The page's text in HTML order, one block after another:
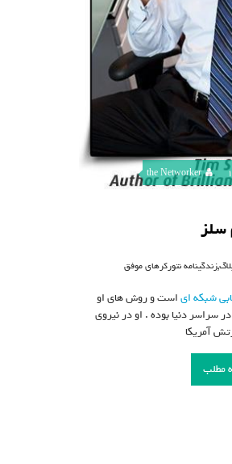
the Networker
سلز
,زندگینامه نتورکرهای موفق
شبکه ایاست و روش های او
سراسر دنیا بوده . او در نیروی
آمریکا
مطلب